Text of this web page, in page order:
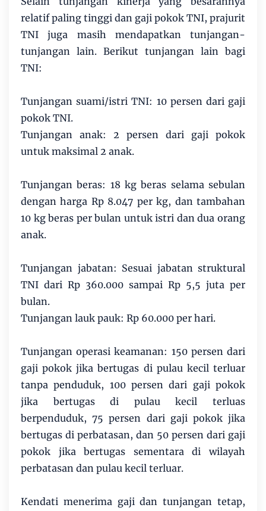
relatif paling tinggi dan gaji pokok TNI, prajurit
TNI juga masih mendapatkan tunjangan-
tunjangan lain. Berikut tunjangan lain bagi
TNI:
Tunjangan suami/istri TNI: 10 persen dari gaji
pokok TNI.
Tunjangan anak: 2 persen dari gaji pokok
untuk maksimal 2 anak.
Tunjangan beras: 18 kg beras selama sebulan
dengan harga Rp 8.047 per kg, dan tambahan
10 kg beras per bulan untuk istri dan dua orang
anak.
Tunjangan jabatan: Sesuai jabatan struktural
TNI dari Rp 360.000 sampai Rp 5,5 juta per
bulan.
Tunjangan lauk pauk: Rp 60.000 per hari.
Tunjangan operasi keamanan: 150 persen dari
gaji pokok jika bertugas di pulau kecil terluar
tanpa penduduk, 100 persen dari gaji pokok
jika bertugas di pulau kecil terluas
berpenduduk, 75 persen dari gaji pokok jika
bertugas di perbatasan, dan 50 persen dari gaji
pokok jika bertugas sementara di wilayah
perbatasan dan pulau kecil terluar.
Kendati menerima gaji dan tunjangan tetap,